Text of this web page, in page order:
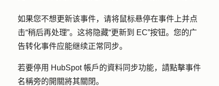
如果您不想更新该事件，请将鼠标悬停在事件上并点
击“稍后再处理”。这将隐藏“更新到 EC”按钮。您的广
告转化事件应能继续正常同步。
若要停用 HubSpot 帳戶的資料同步功能，請點擊事件
名稱旁的開關將其關閉。